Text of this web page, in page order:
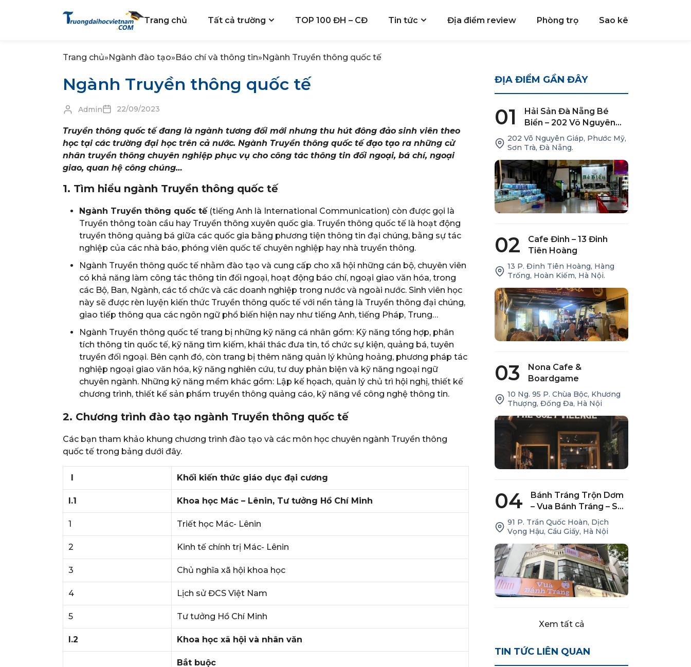
Trang chủ Tất cả trường TOP 100 ĐH – CĐ Tin tức Địa điểm review Phòng trọ Sao kê
Trang chủ»Ngành đào tạo»Báo chí và thông tin»Ngành Truyền thông quốc tế
Ngành Truyền thông quốc tế
Admin 22/09/2023
Truyền thông quốc tế đang là ngành tương đối mới nhưng thu hút đông đảo sinh viên theo
học tại các trường đại học trên cả nước. Ngành Truyền thông quốc tế đạo tạo ra những cử
nhân truyền thông chuyên nghiệp phục vụ cho công tác thông tin đối ngoại, bá chí, ngoại
giao, quan hệ công chúng…
1. Tìm hiểu ngành Truyền thông quốc tế
Ngành Truyền thông quốc tế(tiếng Anh là International Communication) còn được gọi là
Truyền thông toàn cầu hay Truyền thông xuyên quốc gia. Truyền thông quốc tế là hoạt động
truyền thông quảng bá giữa các quốc gia bằng phương tiện thông tin đại chúng, bằng sự tác
nghiệp của các nhà báo, phóng viên quốc tế chuyên nghiệp hay nhà truyền thông.
Ngành Truyền thông quốc tế nhằm đào tạo và cung cấp cho xã hội những cán bộ, chuyên viên
có khả năng làm công tác thông tin đối ngoại, hoạt động báo chí, ngoại giao văn hóa, trong
các Bộ, Ban, Ngành, các tổ chức và các doanh nghiệp trong nước và ngoài nước. Sinh viên học
này sẽ được rèn luyện kiến thức Truyền thông quốc tế với nền tảng là Truyền thông đại chúng,
giao tiếp thông qua các ngôn ngữ phổ biến hiện nay như tiếng Anh, tiếng Pháp, Trung…
Ngành Truyền thông quốc tế trang bị những kỹ năng cá nhân gồm: Kỹ năng tổng hợp, phân
tích thông tin quốc tế, kỹ năng tìm kiếm, khái thác đưa tin, tổ chức sự kiện, quảng bá, tuyên
truyền đối ngoại. Bên cạnh đó, còn trang bị thêm năng quản lý khủng hoảng, phương pháp tác
nghiệp ngoại giao văn hóa, kỹ năng nghiên cứu, tư duy phản biện và kỹ năng ngoại ngữ
chuyên ngành. Những kỹ năng mềm khác gồm: Lập kế họach, quản lý chủ trì hội nghị, thiết kế
chương trình, thiết kế sản phẩm truyền thông quảng cáo, kỹ năng về công nghệ thông tin.
2. Chương trình đào tạo ngành Truyền thông quốc tế
Các bạn tham khảo khung chương trình đào tạo và các môn học chuyên ngành Truyền thông
quốc tế trong bảng dưới đây.
I Khối kiến thức giáo dục đại cương
I.1 Khoa học Mác – Lênin, Tư tưởng Hồ Chí Minh
1 Triết học Mác- Lênin
2 Kinh tế chính trị Mác- Lênin
3 Chủ nghĩa xã hội khoa học
4 Lịch sử ĐCS Việt Nam
5 Tư tưởng Hồ Chí Minh
I.2 Khoa học xã hội và nhân văn
Bắt buộc
ĐỊA ĐIỂM GẦN ĐÂY
01
Hải Sản Đà Nẵng Bé
Biển – 202 Võ Nguyên
Giáp
202 Võ Nguyên Giáp, Phước Mỹ,
Sơn Trà, Đà Nẵng.
02
Cafe Đinh – 13 Đinh
Tiên Hoàng
13 P. Đinh Tiên Hoàng, Hàng
Trống, Hoàn Kiếm, Hà Nội.
03
Nona Cafe &
Boardgame
10 Ng. 95 P. Chùa Bộc, Khương
Thượng, Đống Đa, Hà Nội
04
Bánh Tráng Trộn Dơm
– Vua Bánh Tráng – Số
91, Trần Quốc Hoàn
91 P. Trần Quốc Hoàn, Dịch
Vọng Hậu, Cầu Giấy, Hà Nội
Xem tất cả
TIN TỨC LIÊN QUAN